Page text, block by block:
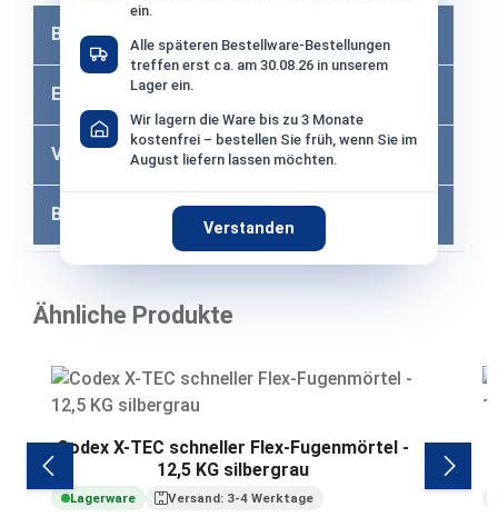
ein.
Alle späteren Bestellware-Bestellungen
treffen erst ca. am 30.08.26 in unserem
Lager ein.
Wir lagern die Ware bis zu 3 Monate
kostenfrei – bestellen Sie früh, wenn Sie im
August liefern lassen möchten.
Verstanden
Beschreibung
Eigenschaften
Versandkosten
Bewertungen
Ähnliche Produkte
Codex X-TEC schneller Flex-Fugenmörtel -
12,5 KG silbergrau
Lagerware Versand: 3-4 Werktage